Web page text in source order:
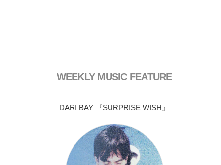
WEEKLY MUSIC FEATURE
DARI BAY 『SURPRISE WISH』